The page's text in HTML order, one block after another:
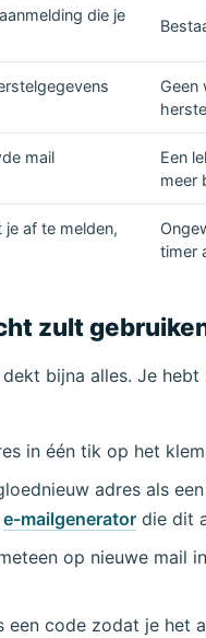
die je
Geen
mail
Een
meer
af te melden,
timer
zult
bijna alles. Je
in één tik op het
adres als
e-mailgeneratordie dit
op nieuwe mail
een code zodat je het